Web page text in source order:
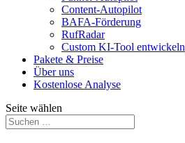
Content-Autopilot
BAFA-Förderung
RufRadar
Custom KI-Tool entwickeln
Pakete & Preise
Über uns
Kostenlose Analyse
Seite wählen